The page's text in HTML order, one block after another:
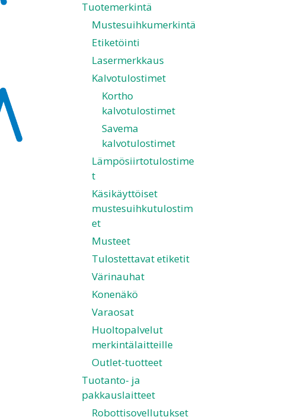
Tuotemerkintä
Mustesuihkumerkintä
Etiketöinti
Lasermerkkaus
Kalvotulostimet
Kortho
kalvotulostimet
Savema
kalvotulostimet
Lämpösiirtotulostime
t
Käsikäyttöiset
mustesuihkutulostim
et
Musteet
Tulostettavat etiketit
Värinauhat
Konenäkö
Varaosat
Huoltopalvelut
merkintälaitteille
Outlet-tuotteet
Tuotanto- ja
pakkauslaitteet
Robottisovellutukset